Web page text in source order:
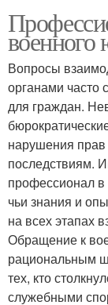
военного
Вопросы
органами часто
для граждан.
нарушения прав
последствиям.
профессионал в
чьи знания и
на всех этапах
Обращение к
рациональным
тех, кто
служебными